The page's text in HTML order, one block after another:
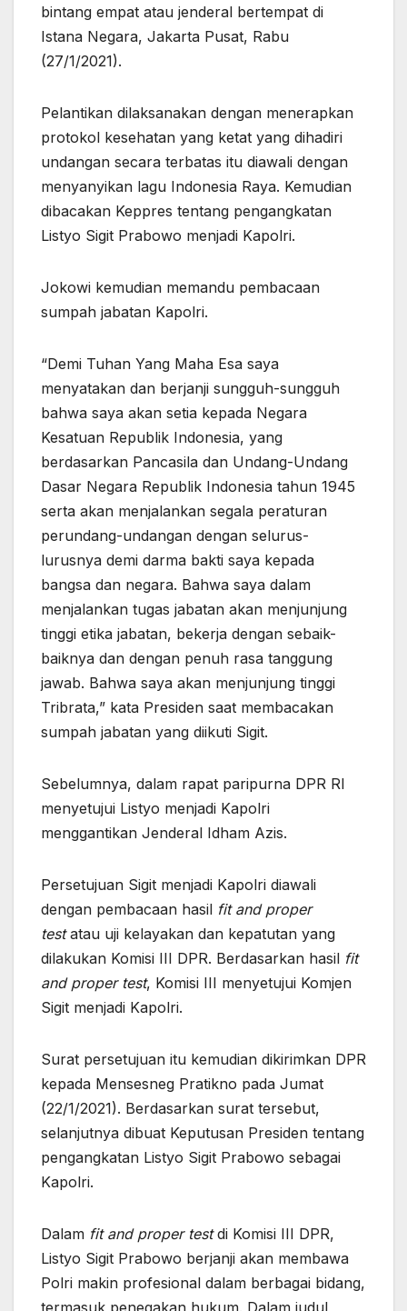
bintang empat atau jenderal bertempat di
Istana Negara, Jakarta Pusat, Rabu
(27/1/2021).
Pelantikan dilaksanakan dengan menerapkan
protokol kesehatan yang ketat yang dihadiri
undangan secara terbatas itu diawali dengan
menyanyikan lagu Indonesia Raya. Kemudian
dibacakan Keppres tentang pengangkatan
Listyo Sigit Prabowo menjadi Kapolri.
Jokowi kemudian memandu pembacaan
sumpah jabatan Kapolri.
“Demi Tuhan Yang Maha Esa saya
menyatakan dan berjanji sungguh-sungguh
bahwa saya akan setia kepada Negara
Kesatuan Republik Indonesia, yang
berdasarkan Pancasila dan Undang-Undang
Dasar Negara Republik Indonesia tahun 1945
serta akan menjalankan segala peraturan
perundang-undangan dengan selurus-
lurusnya demi darma bakti saya kepada
bangsa dan negara. Bahwa saya dalam
menjalankan tugas jabatan akan menjunjung
tinggi etika jabatan, bekerja dengan sebaik-
baiknya dan dengan penuh rasa tanggung
jawab. Bahwa saya akan menjunjung tinggi
Tribrata,” kata Presiden saat membacakan
sumpah jabatan yang diikuti Sigit.
Sebelumnya, dalam rapat paripurna DPR RI
menyetujui Listyo menjadi Kapolri
menggantikan Jenderal Idham Azis.
Persetujuan Sigit menjadi Kapolri diawali
dengan pembacaan hasil fit and proper
testatau uji kelayakan dan kepatutan yang
dilakukan Komisi III DPR. Berdasarkan hasil fit
and proper test, Komisi III menyetujui Komjen
Sigit menjadi Kapolri.
Surat persetujuan itu kemudian dikirimkan DPR
kepada Mensesneg Pratikno pada Jumat
(22/1/2021). Berdasarkan surat tersebut,
selanjutnya dibuat Keputusan Presiden tentang
pengangkatan Listyo Sigit Prabowo sebagai
Kapolri.
Dalam fit and proper testdi Komisi III DPR,
Listyo Sigit Prabowo berjanji akan membawa
Polri makin profesional dalam berbagai bidang,
termasuk penegakan hukum. Dalam judul